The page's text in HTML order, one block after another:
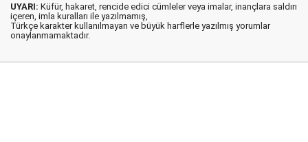
UYARI: Küfür, hakaret, rencide edici cümleler veya imalar, inançlara saldırı
içeren, imla kuralları ile yazılmamış,
Türkçe karakter kullanılmayan ve büyük harflerle yazılmış yorumlar
onaylanmamaktadır.